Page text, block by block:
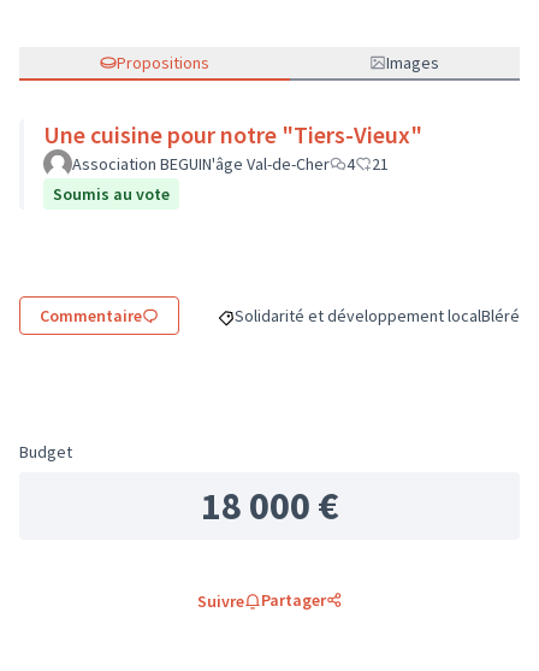
Propositions Images
Une cuisine pour notre "Tiers-Vieux"
Association BEGUIN'âge Val-de-Cher 4
21
Soumis au vote
Commentaire Filtrer les résultats de la catégorie :
Solidarité et développement localFiltrer
Bléré
Budget
18 000 €
Suivre Partager